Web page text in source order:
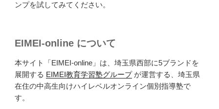
ンプを試してみてください。
EIMEI-online について
本サイト「EIMEI-online」は、埼玉県西部に5ブランドを
展開する EIMEI教育学習塾グループが運営する、埼玉県
在住の中高生向けハイレベルオンライン個別指導塾で
す。